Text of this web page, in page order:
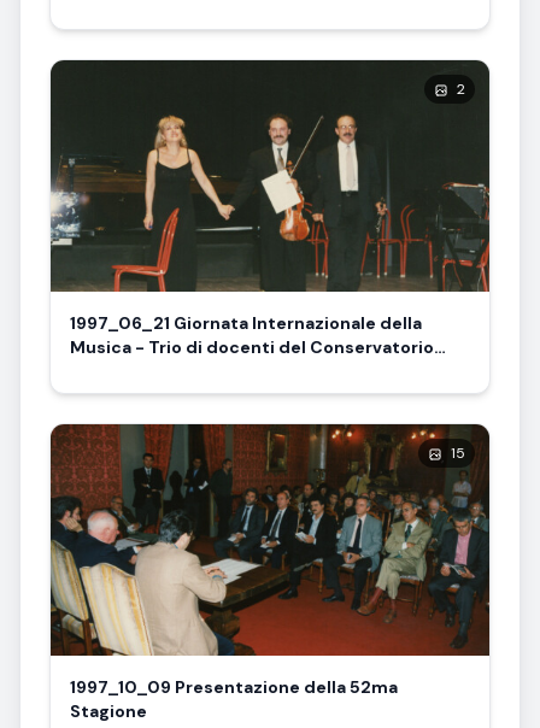
2
1997_06_21 Giornata Internazionale della
Musica - Trio di docenti del Conservatorio
L. Alfiero, pianoforte
15
1997_10_09 Presentazione della 52ma
Stagione